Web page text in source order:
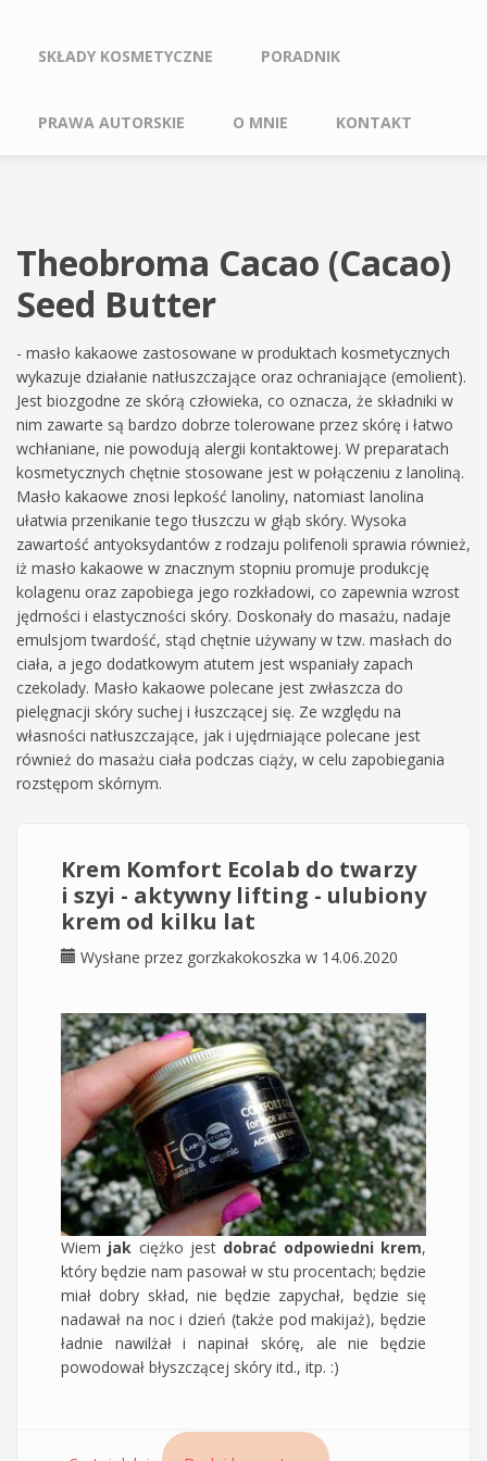
SKŁADY KOSMETYCZNE PORADNIK
PRAWA AUTORSKIE O MNIE KONTAKT
Theobroma Cacao (Cacao)
Seed Butter
- masło kakaowe zastosowane w produktach kosmetycznych
wykazuje działanie natłuszczające oraz ochraniające (emolient).
Jest biozgodne ze skórą człowieka, co oznacza, że składniki w
nim zawarte są bardzo dobrze tolerowane przez skórę i łatwo
wchłaniane, nie powodują alergii kontaktowej. W preparatach
kosmetycznych chętnie stosowane jest w połączeniu z lanoliną.
Masło kakaowe znosi lepkość lanoliny, natomiast lanolina
ułatwia przenikanie tego tłuszczu w głąb skóry. Wysoka
zawartość antyoksydantów z rodzaju polifenoli sprawia również,
iż masło kakaowe w znacznym stopniu promuje produkcję
kolagenu oraz zapobiega jego rozkładowi, co zapewnia wzrost
jędrności i elastyczności skóry. Doskonały do masażu, nadaje
emulsjom twardość, stąd chętnie używany w tzw. masłach do
ciała, a jego dodatkowym atutem jest wspaniały zapach
czekolady. Masło kakaowe polecane jest zwłaszcza do
pielęgnacji skóry suchej i łuszczącej się. Ze względu na
własności natłuszczające, jak i ujędrniające polecane jest
również do masażu ciała podczas ciąży, w celu zapobiegania
rozstępom skórnym.
Krem Komfort Ecolab do twarzy
i szyi - aktywny lifting - ulubiony
krem od kilku lat
Wysłane przez gorzkakokoszka w 14.06.2020
Wiem jak ciężko jest dobrać odpowiedni krem,
który będzie nam pasował w stu procentach; będzie
miał dobry skład, nie będzie zapychał, będzie się
nadawał na noc i dzień (także pod makijaż), będzie
ładnie nawilżał i napinał skórę, ale nie będzie
powodował błyszczącej skóry itd., itp. :)